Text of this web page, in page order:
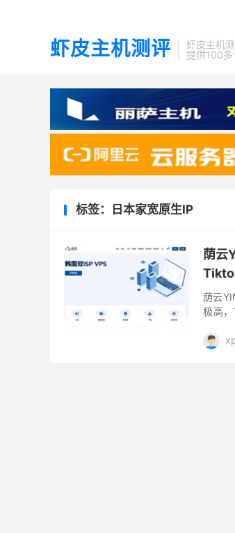
虾皮主机测评
虾皮主机
提供100多
标签：日本家宽原生IP
荫云
荫云
极高